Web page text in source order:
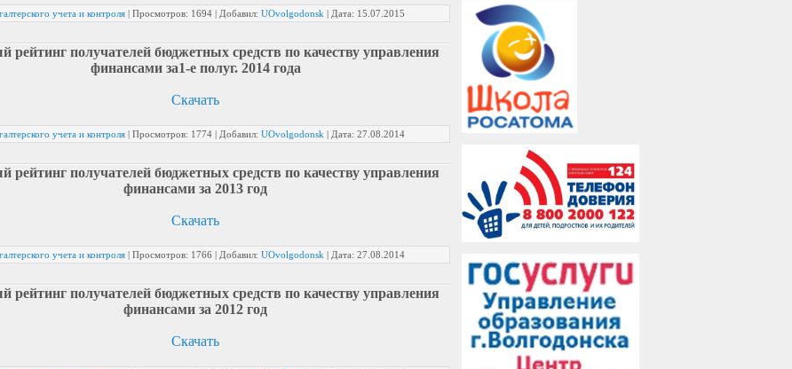
учета и контроля | Просмотров: 1694 | Добавил: UOvolgodonsk | Дата: 15.07.2015
рейтинг получателей бюджетных средств по качеству управления
финансами за1-е полуг. 2014 года
Скачать
учета и контроля | Просмотров: 1774 | Добавил: UOvolgodonsk | Дата: 27.08.2014
рейтинг получателей бюджетных средств по качеству управления
финансами за 2013 год
Скачать
учета и контроля | Просмотров: 1766 | Добавил: UOvolgodonsk | Дата: 27.08.2014
рейтинг получателей бюджетных средств по качеству управления
финансами за 2012 год
Скачать